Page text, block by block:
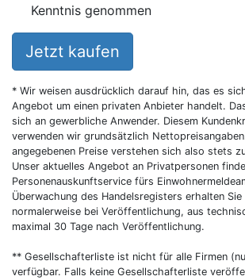
Kenntnis genommen
Jetzt kaufen
* Wir weisen ausdrücklich darauf hin, das es
Angebot um einen privaten Anbieter handelt.
sich an gewerbliche Anwender. Diesem
verwenden wir grundsätzlich
angegebenen Preise verstehen sich also stets
Unser aktuelles Angebot an Privatpersonen
Personenauskunftservice fürs
Überwachung des Handelsregisters erhalten Sie
normalerweise bei Veröffentlichung, aus
maximal 30 Tage nach Veröffentlichung.
** Gesellschafterliste ist nicht für alle Firmen
verfügbar. Falls keine Gesellschafterliste